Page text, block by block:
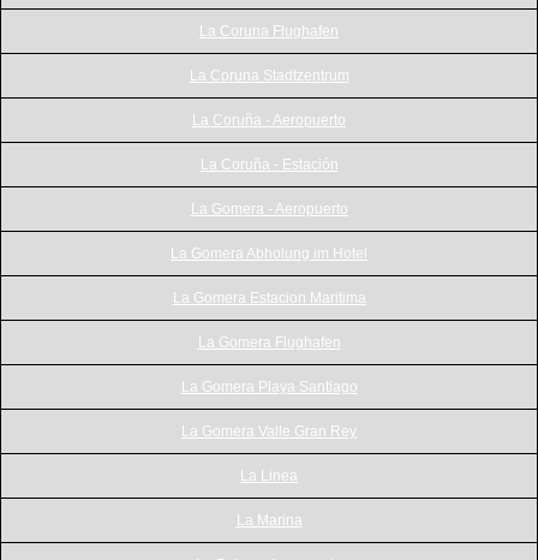
La Coruna Flughafen
La Coruna Stadtzentrum
La Coruña - Aeropuerto
La Coruña - Estación
La Gomera - Aeropuerto
La Gomera Abholung im Hotel
La Gomera Estacion Maritima
La Gomera Flughafen
La Gomera Playa Santiago
La Gomera Valle Gran Rey
La Linea
La Marina